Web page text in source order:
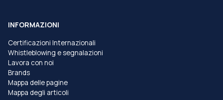
INFORMAZIONI
Certificazioni Internazionali
Whistleblowing e segnalazioni
Lavora con noi
Brands
Mappa delle pagine
Mappa degli articoli